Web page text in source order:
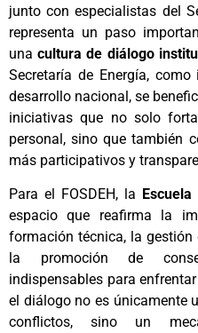
junto con especialistas del
representa un paso
unacultura de diálogo
Secretaría de Energía,
desarrollo nacional, se
iniciativas que no solo
personal, sino que también
más participativos y
Para el FOSDEH, la
espacio que reafirma la
formación técnica, la gestión
la promoción de
indispensables para
el diálogo no es únicamente
conflictos, sino un